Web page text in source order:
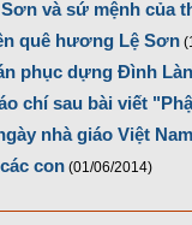
và sứ mệnh của
quê hương Lệ Sơn
phục dựng Đình
chí sau bài viết
nhà giáo Việt
con (01/06/2014)